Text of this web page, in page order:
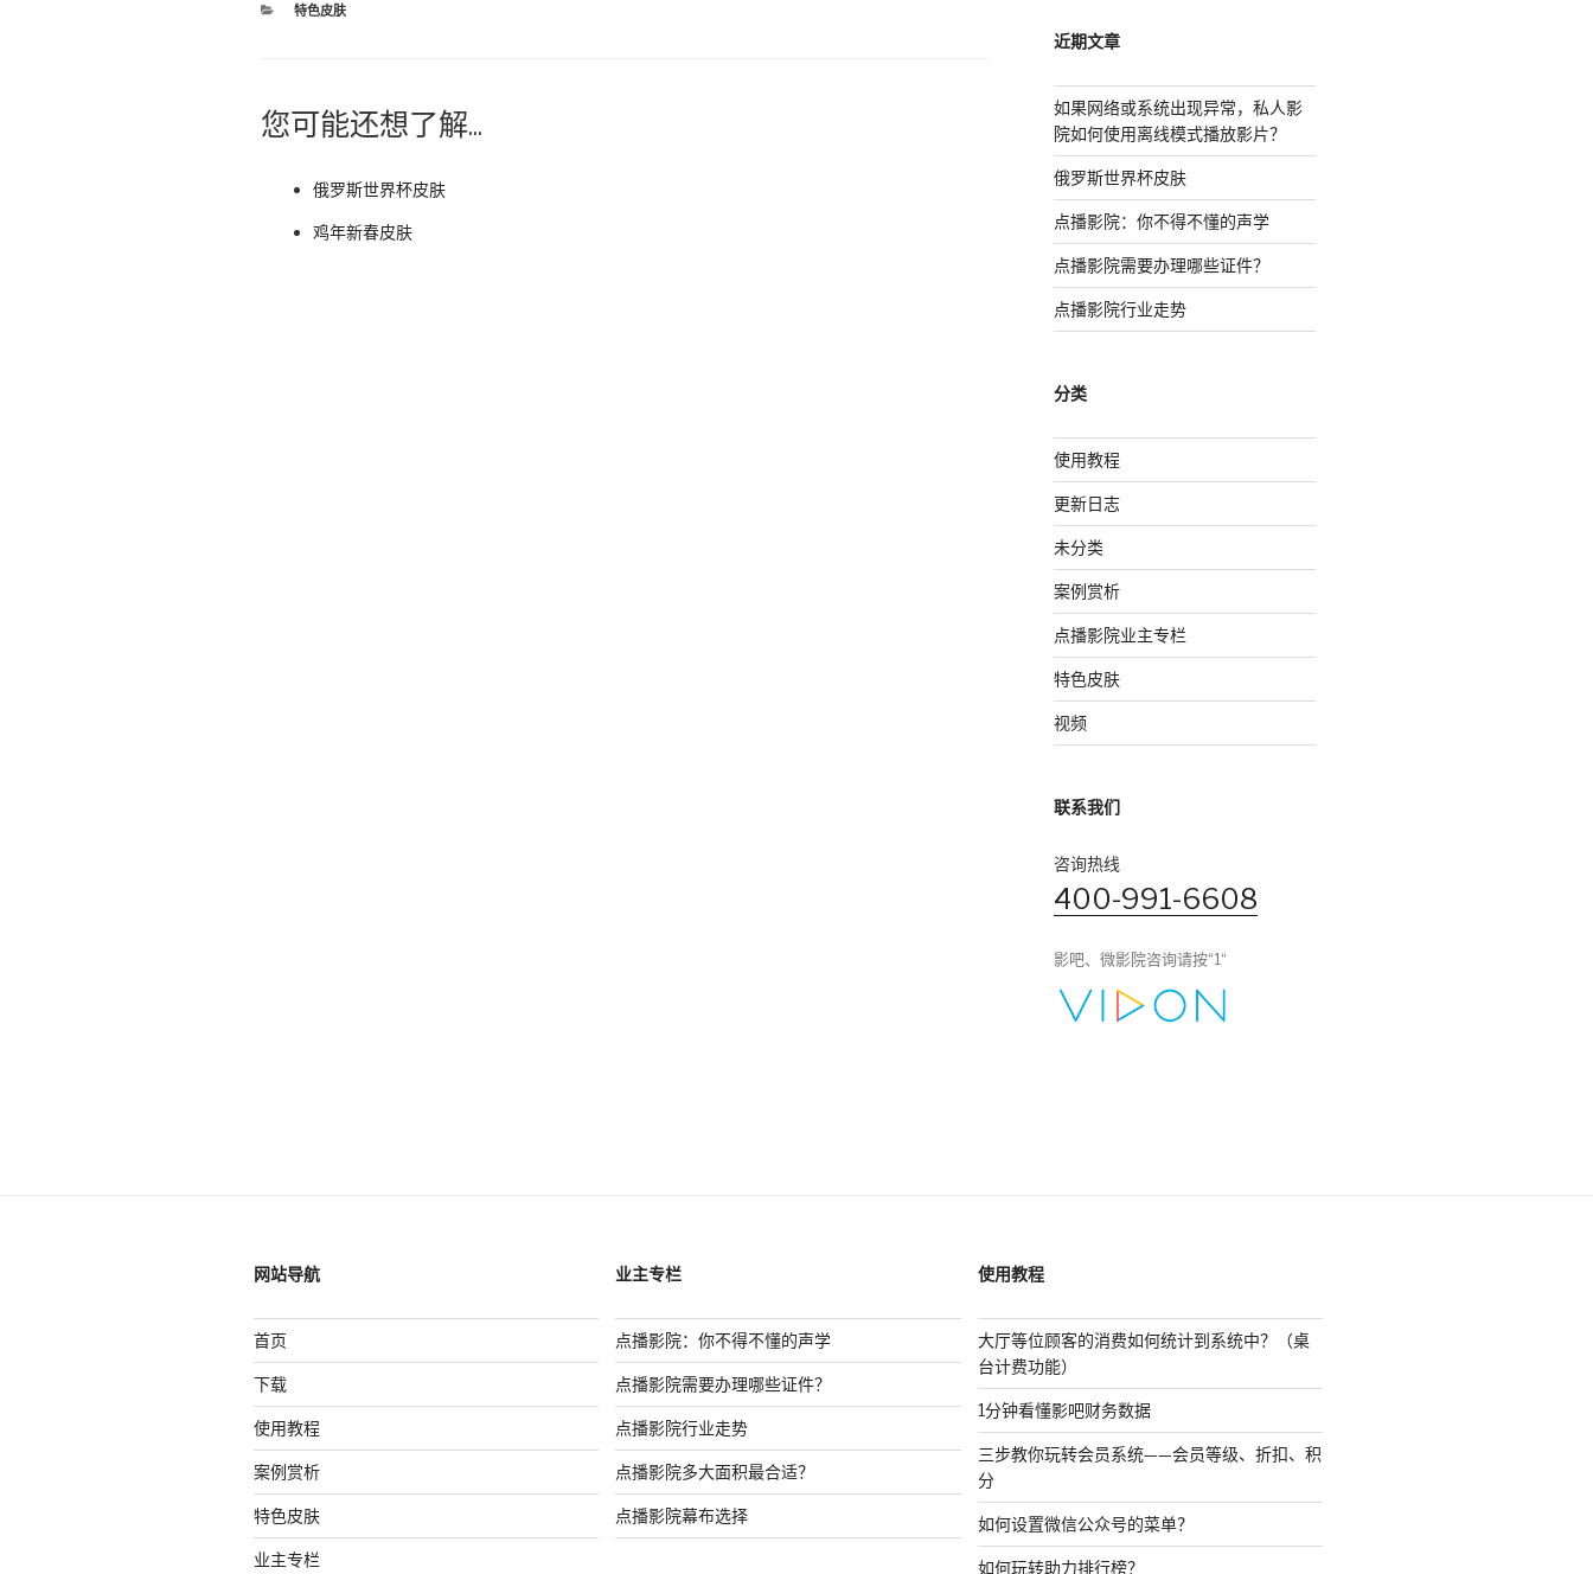
分
特色皮肤
您可能还想了解...
俄罗斯世界杯皮肤
鸡年新春皮肤
近期文章
如果网络或系统出现异常，私人影
院如何使用离线模式播放影片？
俄罗斯世界杯皮肤
点播影院：你不得不懂的声学
点播影院需要办理哪些证件？
点播影院行业走势
分类
使用教程
更新日志
未分类
案例赏析
点播影院业主专栏
特色皮肤
视频
联系我们
咨询热线
400-991-6608
影吧、微影院咨询请按“1“
网站导航
首页
下载
使用教程
案例赏析
特色皮肤
业主专栏
业主专栏
点播影院：你不得不懂的声学
点播影院需要办理哪些证件？
点播影院行业走势
点播影院多大面积最合适？
点播影院幕布选择
使用教程
大厅等位顾客的消费如何统计到系统中？（桌
台计费功能）
1分钟看懂影吧财务数据
三步教你玩转会员系统——会员等级、折扣、积
分
如何设置微信公众号的菜单？
如何玩转助力排行榜？